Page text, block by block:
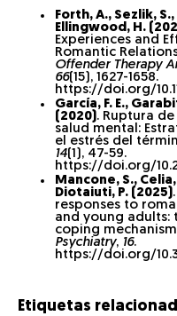
Forth, A., Sezlik,
Ellingwood, H.
Experiences and
Romantic
Offender Therapy
66(15), 1627-1658.
https://doi.org/
García, F. E.,
(2020). Ruptura
salud mental:
el estrés del
14(1), 47-59.
https://doi.org/
Mancone, S.,
Diotaiuti, P. (2025)
responses to
and young adults:
coping
Psychiatry, 16.
https://doi.org/
Etiquetas